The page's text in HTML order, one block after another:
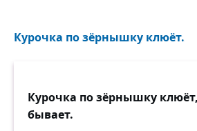
Курочка по зёрнышку клюёт.
Курочка по зёрнышку
бывает.